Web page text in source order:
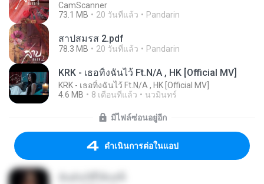
CamScanner
73.1 MB
20 วันที่แล้ว Pandarin
สาปสมรส 2.pdf
78.3 MB 20 วันที่แล้ว Pandarin
KRK - เธอทิ้งฉันไว้ Ft.N/A , HK [Official MV]
KRK - เธอทิ้งฉันไว้ Ft.N/A , HK [Official MV]
4.6 MB
8 เดือนที่แล้ว นวมินทร์
มีไฟล์ซ่อนอยู่อีก
ดำเนินการต่อในแอป